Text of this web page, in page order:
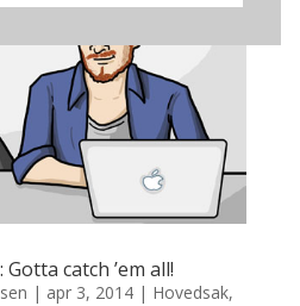
catch ’em all!
| apr 3, 2014| Hovedsak,